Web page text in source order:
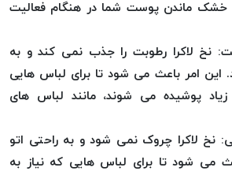
خشک ماندن پوست شما در هنگام فعالیت
نخ لاکرا رطوبت را جذب نمی کند و به
امر باعث می شود تا برای لباس هایی
پوشیده می شوند، مانند لباس های
نخ لاکرا چروک نمی شود و به راحتی اتو
می شود تا برای لباس هایی که نیاز به